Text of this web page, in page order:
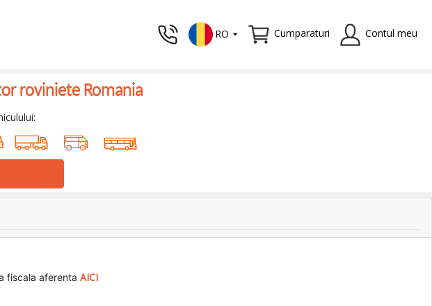
RO Cumparaturi Contul meu
roviniete Romania
fiscala aferenta AICI